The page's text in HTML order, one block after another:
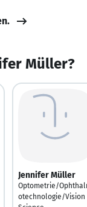
Müller?
Jennifer Müller
Optometrie/
otechnologie/Vision